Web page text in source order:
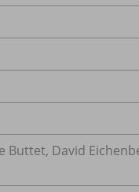
Buttet, David